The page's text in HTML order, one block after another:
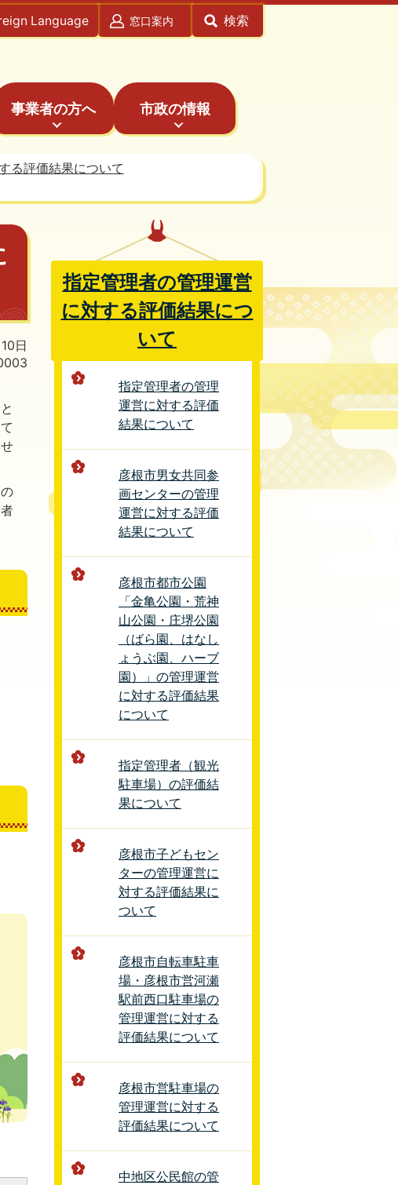
Language 窓口案内 検索
事業者の方へ 市政の情報
る評価結果について
日
指定管理者の管理運営
に対する評価結果につ
いて
指定管理者の管理
運営に対する評価
結果について
彦根市男女共同参
画センターの管理
運営に対する評価
結果について
彦根市都市公園
「金亀公園・荒神
山公園・庄堺公園
（ばら園、はなし
ょうぶ園、ハーブ
園）」の管理運営
に対する評価結果
について
指定管理者（観光
駐車場）の評価結
果について
彦根市子どもセン
ターの管理運営に
対する評価結果に
ついて
彦根市自転車駐車
場・彦根市営河瀬
駅前西口駐車場の
管理運営に対する
評価結果について
彦根市営駐車場の
管理運営に対する
評価結果について
中地区公民館の管